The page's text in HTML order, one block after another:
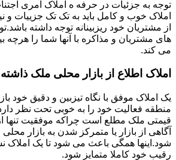
توجه به جزئیات در حرفه ه املاک امری
املاک خوب و کامل باید به تک تک جزییات
از مشتریان خود ریزبینانه توجه داشته
های مشتریان و مذاکره با آنها شما را هرچه
می کند.
املاک اطلاع از بازار محلی ملک
یک املاک موفق با نگاه تیزبین و دقیق خود
منطقه فعالیت خود را به خوبی تحت نظر
قیمتی ملک مطلع است چراکه موفقیت تنها
آگاهی از بازار یا متمرکز شدن به بازار
شود.اینها همگی باعث می شود تا یک املاک
رقیب خود کاملا متمایز شود.